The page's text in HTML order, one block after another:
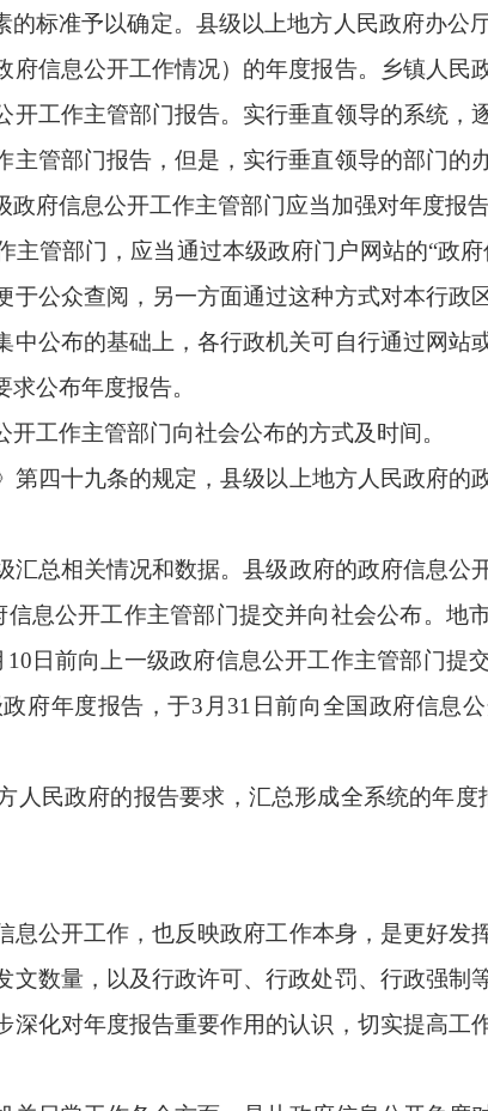
级政府信息公开工作主管部门提交并向社会公布。省级
，于3月31日前向全国政府信息公开工作主管部门提交
也反映政府工作本身，是更好发挥政府信息公开制度功
行政许可、行政处罚、行政强制等重要情况，为推进国
个方面，是从政府信息公开角度对本机关工作的一次系
况和数据做到应报尽报，全面准确。各政府信息公开工
内容。要充分考虑政府信息公开工作年度报告的专业性
定位，协调推动本机关各内设机构加强政府信息管理的
府信息公开对于政府工作的监督、规范作用。
导人员是第一责任人，对年度报告承担领导责任。各机
报告。出现不按时发布、发布内容不准确不全面或者内
作年度报告格式模板